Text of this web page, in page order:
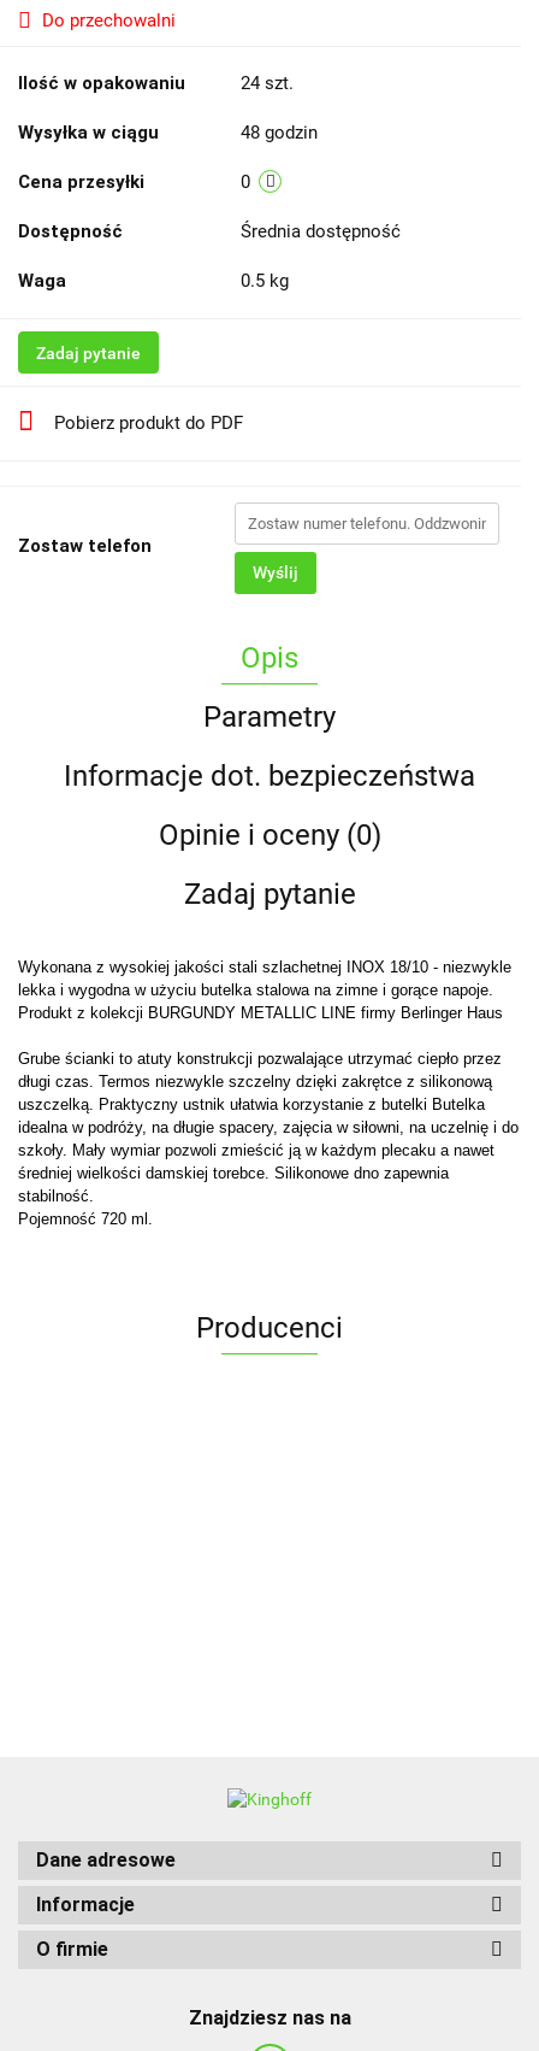
Do przechowalni
Ilość w opakowaniu 24 szt.
Wysyłka w ciągu 48 godzin
Cena przesyłki 0
Dostępność Średnia dostępność
Waga 0.5 kg
Zadaj pytanie
Pobierz produkt do PDF
Zostaw telefon
Wyślij
Opis
Parametry
Informacje dot. bezpieczeństwa
Opinie i oceny (0)
Zadaj pytanie
Wykonana z wysokiej jakości stali szlachetnej INOX 18/10 - niezwykle
lekka i wygodna w użyciu butelka stalowa na zimne i gorące napoje.
Produkt z kolekcji BURGUNDY METALLIC LINE firmy Berlinger Haus
Grube ścianki to atuty konstrukcji pozwalające utrzymać ciepło przez
długi czas. Termos niezwykle szczelny dzięki zakrętce z silikonową
uszczelką. Praktyczny ustnik ułatwia korzystanie z butelki Butelka
idealna w podróży, na długie spacery, zajęcia w siłowni, na uczelnię i do
szkoły. Mały wymiar pozwoli zmieścić ją w każdym plecaku a nawet
średniej wielkości damskiej torebce. Silikonowe dno zapewnia
stabilność.
Pojemność 720 ml.
Producenci
Dane adresowe
Informacje
O firmie
Znajdziesz nas na